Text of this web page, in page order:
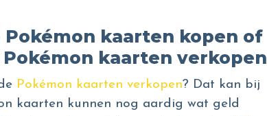
Pokémon kaarten kopen of
Pokémon kaarten verkopen
Pokémon kaarten verkopen? Dat kan bij
kaarten kunnen nog aardig wat geld